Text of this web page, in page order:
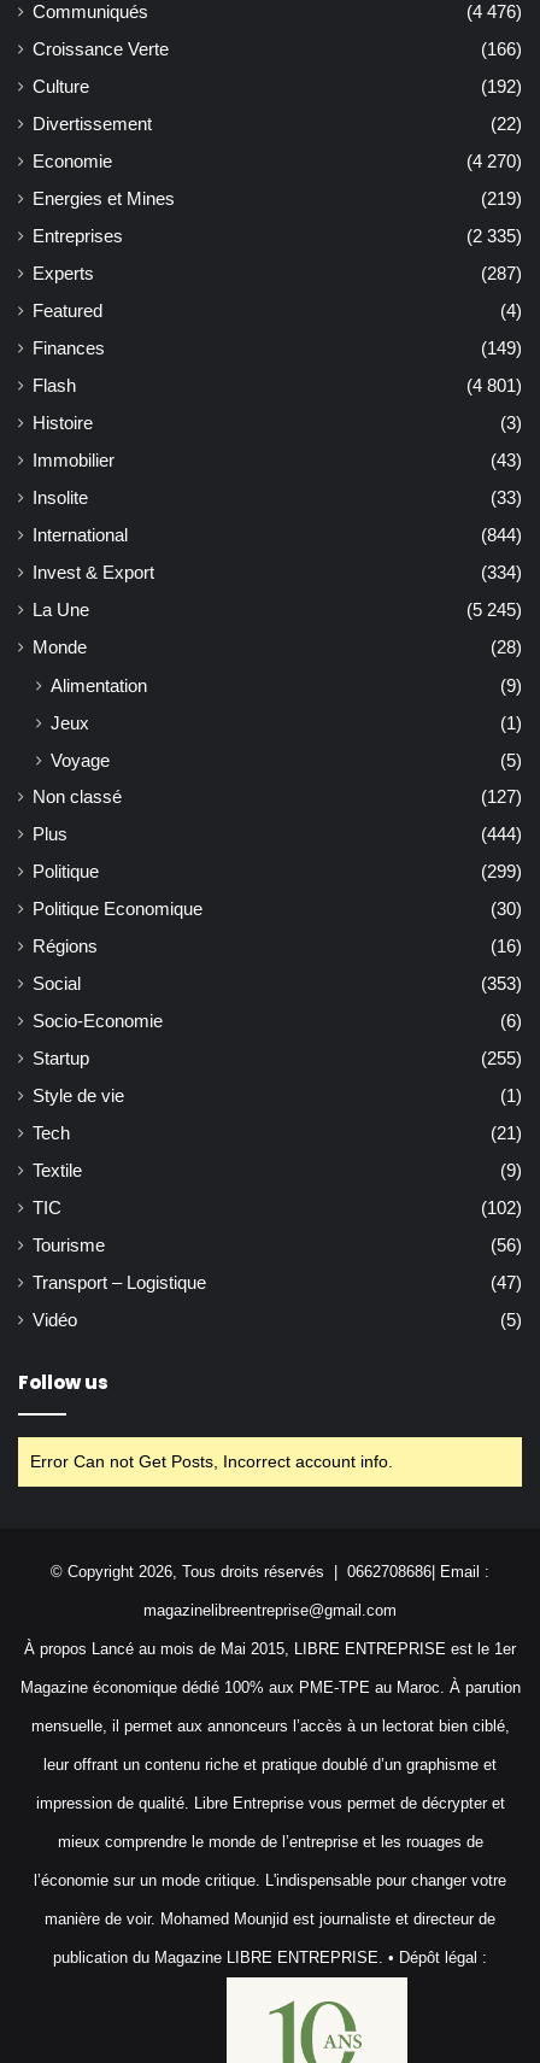
Communiqués
(4 476)
Croissance Verte
(166)
Culture
(192)
Divertissement
(22)
Economie
(4 270)
Energies et Mines
(219)
Entreprises
(2 335)
Experts
(287)
Featured
(4)
Finances
(149)
Flash
(4 801)
Histoire
(3)
Immobilier
(43)
Insolite
(33)
International
(844)
Invest & Export
(334)
La Une
(5 245)
Monde
(28)
Alimentation
(9)
Jeux
(1)
Voyage
(5)
Non classé
(127)
Plus
(444)
Politique
(299)
Politique Economique
(30)
Régions
(16)
Social
(353)
Socio-Economie
(6)
Startup
(255)
Style de vie
(1)
Tech
(21)
Textile
(9)
TIC
(102)
Tourisme
(56)
Transport – Logistique
(47)
Vidéo
(5)
Follow us
Error Can not Get Posts, Incorrect account info.
© Copyright 2026, Tous droits réservés | 0662708686| Email :
magazinelibreentreprise@gmail.com
À propos Lancé au mois de Mai 2015, LIBRE ENTREPRISE est le 1er
Magazine économique dédié 100% aux PME-TPE au Maroc. À parution
mensuelle, il permet aux annonceurs l’accès à un lectorat bien ciblé,
leur offrant un contenu riche et pratique doublé d’un graphisme et
impression de qualité. Libre Entreprise vous permet de décrypter et
mieux comprendre le monde de l’entreprise et les rouages de
l’économie sur un mode critique. L'indispensable pour changer votre
manière de voir. Mohamed Mounjid est journaliste et directeur de
publication du Magazine LIBRE ENTREPRISE. • Dépôt légal :